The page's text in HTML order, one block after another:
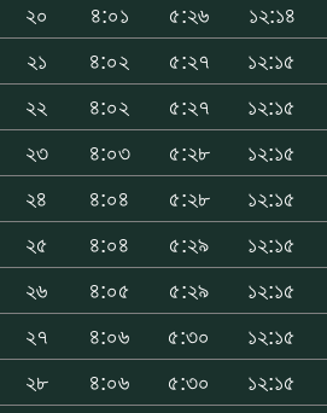
২০
৪:০১ ৫:২৬ ১২:১৪
২১
৪:০২ ৫:২৭ ১২:১৫
২২
৪:০২ ৫:২৭ ১২:১৫
২৩
৪:০৩ ৫:২৮ ১২:১৫
২৪
৪:০৪ ৫:২৮ ১২:১৫
২৫
৪:০৪ ৫:২৯ ১২:১৫
২৬
৪:০৫ ৫:২৯ ১২:১৫
২৭
৪:০৬ ৫:৩০ ১২:১৫
২৮
৪:০৬ ৫:৩০ ১২:১৫